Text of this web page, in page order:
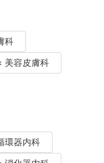
科
美容皮膚科
環器内科